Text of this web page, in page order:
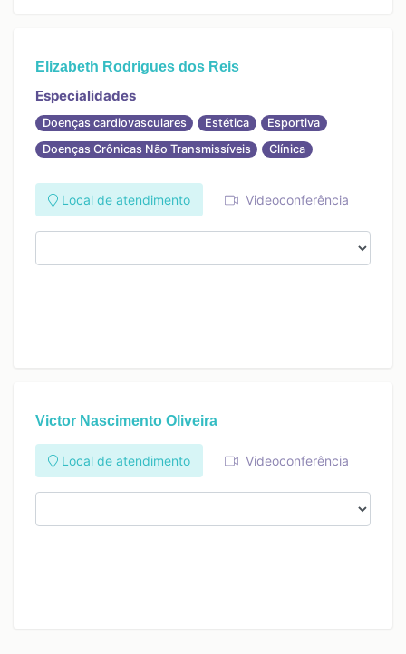
Elizabeth Rodrigues dos Reis
Especialidades
Doenças cardiovasculares Estética
Esportiva
Doenças Crônicas Não Transmissíveis
Clínica
Local de atendimento Videoconferência
Victor Nascimento Oliveira
Local de atendimento Videoconferência